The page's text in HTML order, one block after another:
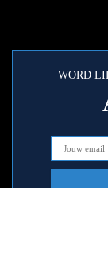
WORD